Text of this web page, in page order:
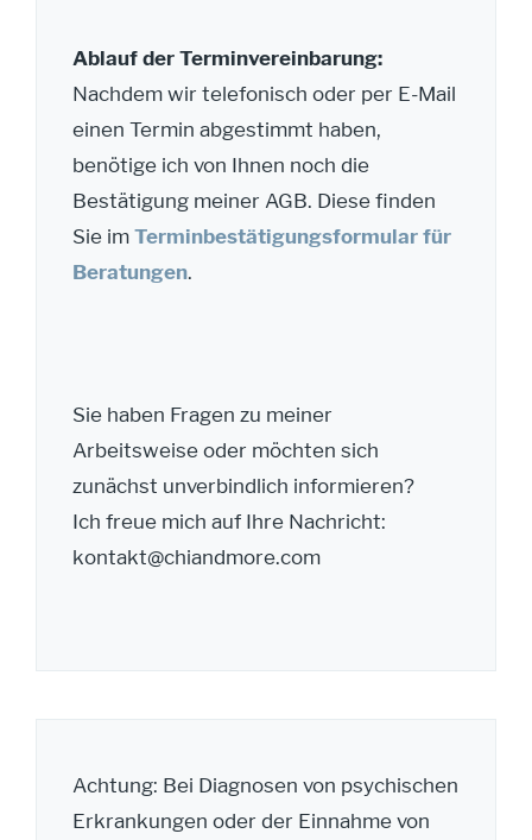
Ablauf der Terminvereinbarung:
Nachdem wir telefonisch oder per E-Mail
einen Termin abgestimmt haben,
benötige ich von Ihnen noch die
Bestätigung meiner AGB. Diese finden
Sie im Terminbestätigungsformular für
Beratungen.
Sie haben Fragen zu meiner
Arbeitsweise oder möchten sich
zunächst unverbindlich informieren?
Ich freue mich auf Ihre Nachricht:
kontakt@chiandmore.com
Achtung: Bei Diagnosen von psychischen
Erkrankungen oder der Einnahme von